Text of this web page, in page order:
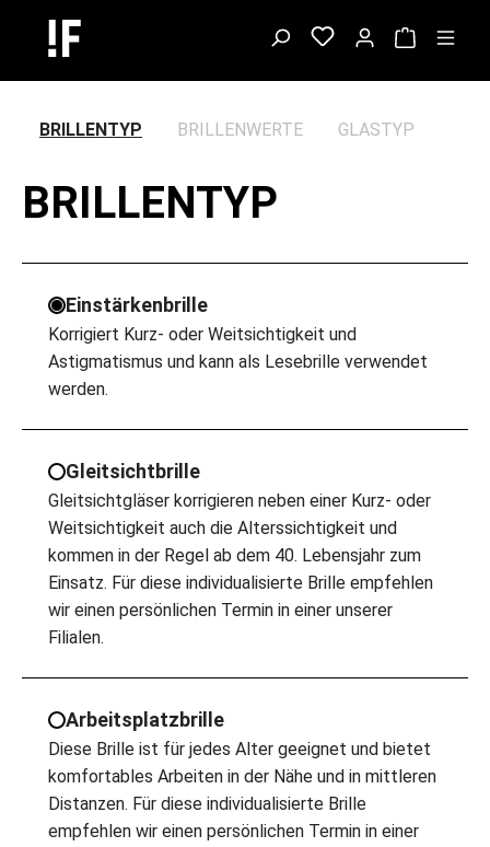
BRILLENTYP BRILLENWERTE GLASTYP
BRILLENTYP
Einstärkenbrille
Korrigiert Kurz- oder Weitsichtigkeit und
Astigmatismus und kann als Lesebrille verwendet
werden.
Gleitsichtbrille
Gleitsichtgläser korrigieren neben einer Kurz- oder
Weitsichtigkeit auch die Alterssichtigkeit und
kommen in der Regel ab dem 40. Lebensjahr zum
Einsatz. Für diese individualisierte Brille empfehlen
wir einen persönlichen Termin in einer unserer
Filialen.
Arbeitsplatzbrille
Diese Brille ist für jedes Alter geeignet und bietet
komfortables Arbeiten in der Nähe und in mittleren
Distanzen. Für diese individualisierte Brille
empfehlen wir einen persönlichen Termin in einer